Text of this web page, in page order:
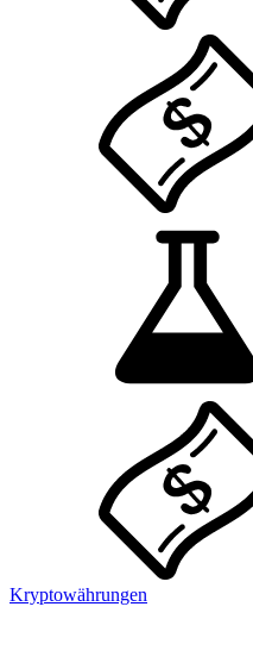
Kryptowährungen